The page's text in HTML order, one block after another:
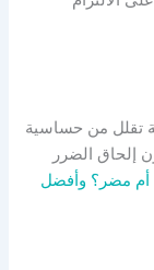
تقلل من حساسية
إلحاق الضرر
أم مضر؟ وأفضل